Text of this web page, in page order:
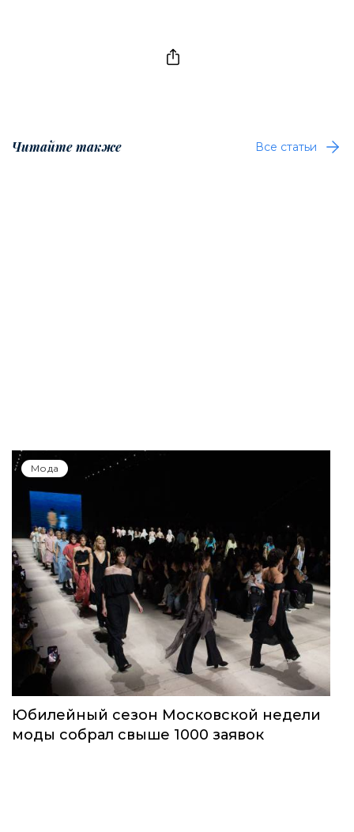
Читайте также Все статьи
Мода
Юбилейный сезон Московской недели
моды собрал свыше 1000 заявок